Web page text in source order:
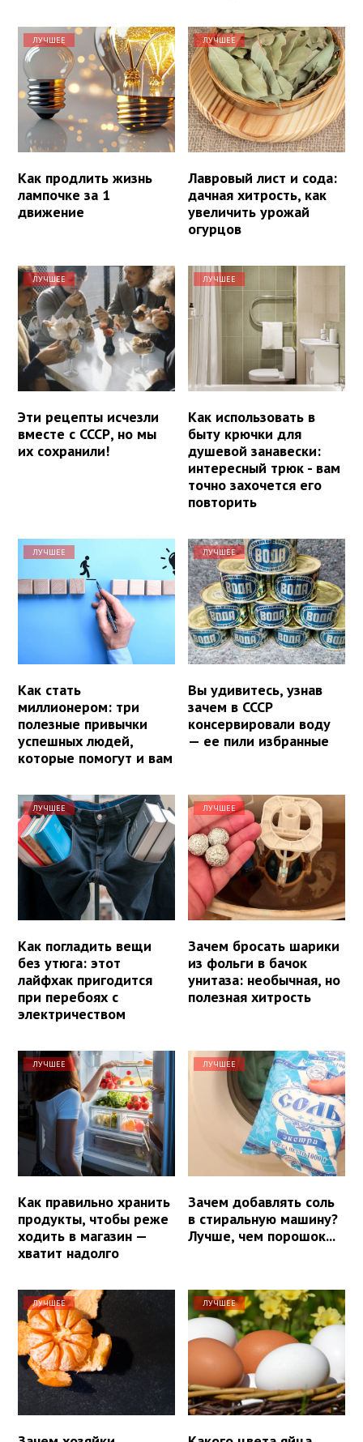
ЛУЧШЕЕ
Как продлить жизнь
лампочке за 1
движение
ЛУЧШЕЕ
Лавровый лист и сода:
дачная хитрость, как
увеличить урожай
огурцов
ЛУЧШЕЕ
Эти рецепты исчезли
вместе с СССР, но мы
их сохранили!
ЛУЧШЕЕ
Как использовать в
быту крючки для
душевой занавески:
интересный трюк - вам
точно захочется его
повторить
ЛУЧШЕЕ
Как стать
миллионером: три
полезные привычки
успешных людей,
которые помогут и вам
ЛУЧШЕЕ
Вы удивитесь, узнав
зачем в СССР
консервировали воду
— ее пили избранные
ЛУЧШЕЕ
Как погладить вещи
без утюга: этот
лайфхак пригодится
при перебоях с
электричеством
ЛУЧШЕЕ
Зачем бросать шарики
из фольги в бачок
унитаза: необычная, но
полезная хитрость
ЛУЧШЕЕ
Как правильно хранить
продукты, чтобы реже
ходить в магазин —
хватит надолго
ЛУЧШЕЕ
Зачем добавлять соль
в стиральную машину?
Лучше, чем порошок...
ЛУЧШЕЕ ЛУЧШЕЕ